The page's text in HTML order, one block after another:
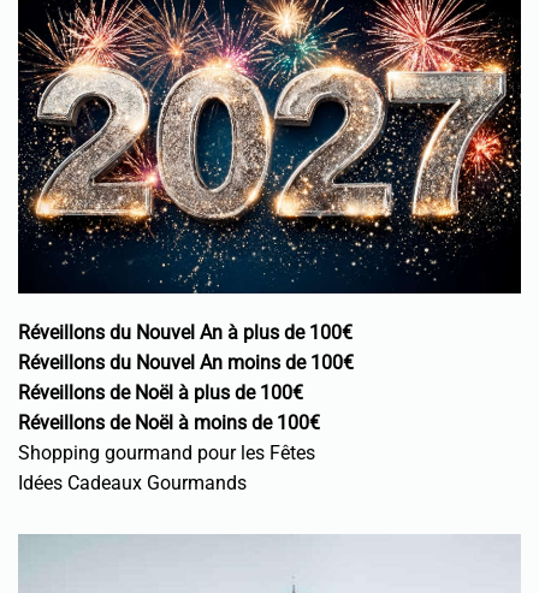
Réveillons du Nouvel An à plus de 100€
Réveillons du Nouvel An moins de 100€
Réveillons de Noël à plus de 100€
Réveillons de Noël à moins de 100€
Shopping gourmand pour les Fêtes
Idées Cadeaux Gourmands